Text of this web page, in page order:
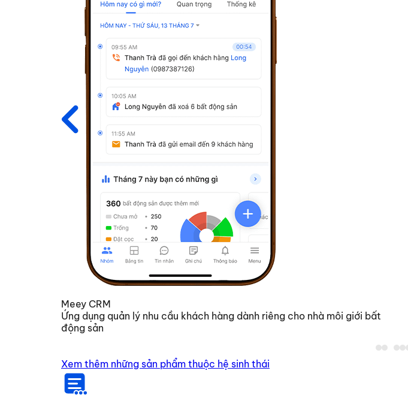
Meey CRM
Ứng dụng quản lý nhu cầu khách hàng dành riêng cho nhà môi giới bất
động sản
Xem thêm những sản phẩm thuộc hệ sinh thái